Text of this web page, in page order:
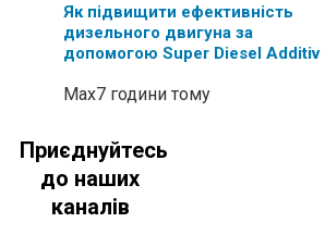
Як підвищити ефективність
дизельного двигуна за
допомогою Super Diesel Additiv
Max7 години тому
Приєднуйтесь
до наших
каналів